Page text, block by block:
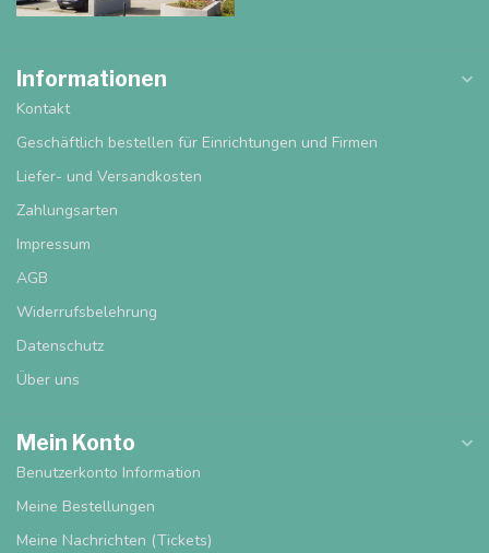
Informationen
Kontakt
Geschäftlich bestellen für Einrichtungen und Firmen
Liefer- und Versandkosten
Zahlungsarten
Impressum
AGB
Widerrufsbelehrung
Datenschutz
Über uns
Mein Konto
Benutzerkonto Information
Meine Bestellungen
Meine Nachrichten (Tickets)